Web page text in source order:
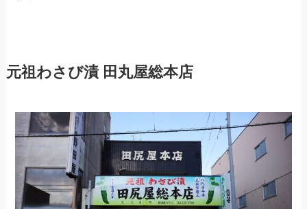
元祖わさび漬 田丸屋総本店